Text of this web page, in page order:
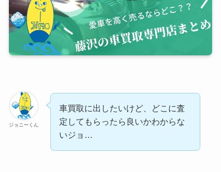
ジョニーくん
車買取に出したいけど、どこに査
定してもらったら良いかわからな
いジョ…